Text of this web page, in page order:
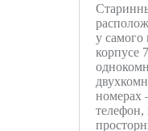
у самого
корпусе
номерах
телефон,